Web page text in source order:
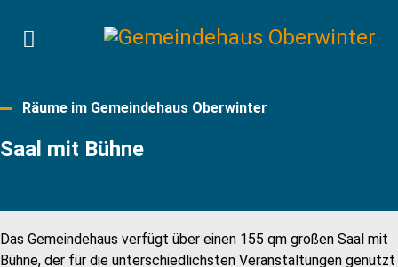
Räume im Gemeindehaus Oberwinter
Saal mit Bühne
Das Gemeindehaus verfügt über einen 155 qm großen Saal mit
Bühne, der für die unterschiedlichsten Veranstaltungen genutzt